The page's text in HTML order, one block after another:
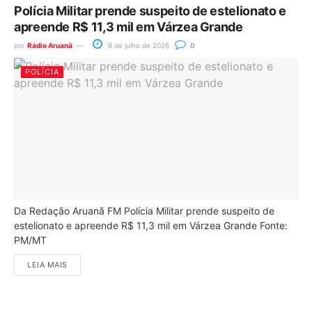
Polícia Militar prende suspeito de estelionato e
apreende R$ 11,3 mil em Várzea Grande
por Rádio Aruanã 8 de julho de 2026 0
POLÍCIA
Da Redação Aruanã FM Polícia Militar prende suspeito de
estelionato e apreende R$ 11,3 mil em Várzea Grande Fonte:
PM/MT
LEIA MAIS